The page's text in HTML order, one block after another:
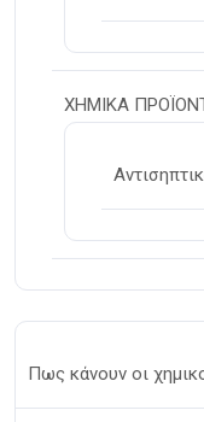
ΧΗΜΙΚΑ
Πως κάνουν οι